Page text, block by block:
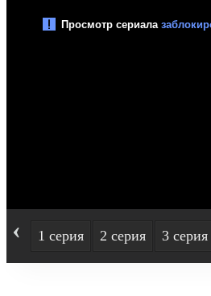
‹ 1 серия 2 серия 3 серия